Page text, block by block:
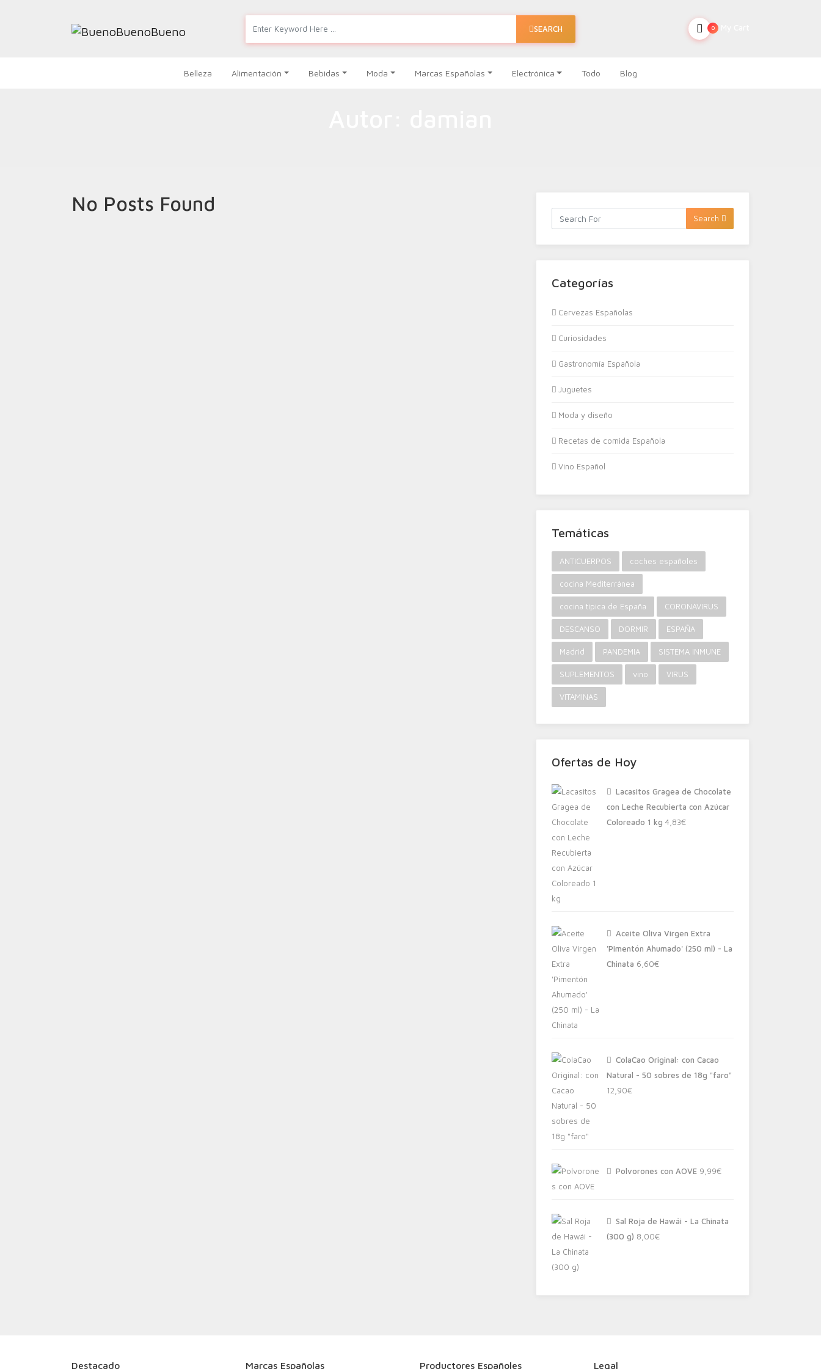
SEARCH 0
Belleza Alimentación Bebidas Moda Marcas Españolas Electrónica Todo Blog
No Posts Found
Search
Categorías
Cervezas Españolas
Curiosidades
Gastronomía Española
Juguetes
Moda y diseño
Recetas de comida Española
Vino Español
Temáticas
ANTICUERPOS coches españoles
cocina Mediterránea
cocina típica de España CORONAVIRUS
DESCANSO DORMIR ESPAÑA
Madrid PANDEMIA SISTEMA INMUNE
SUPLEMENTOS vino VIRUS
VITAMINAS
Ofertas de Hoy
Lacasitos Gragea de Chocolate
con Leche Recubierta con Azúcar
Coloreado 1 kg 4,83€
Aceite Oliva Virgen Extra
'Pimentón Ahumado' (250 ml) - La
Chinata 6,60€
ColaCao Original: con Cacao
Natural - 50 sobres de 18g "faro"
12,90€
Polvorones con AOVE 9,99€
Sal Roja de Hawái - La Chinata
(300 g) 8,00€
Destacado Marcas Españolas Productores Españoles Legal